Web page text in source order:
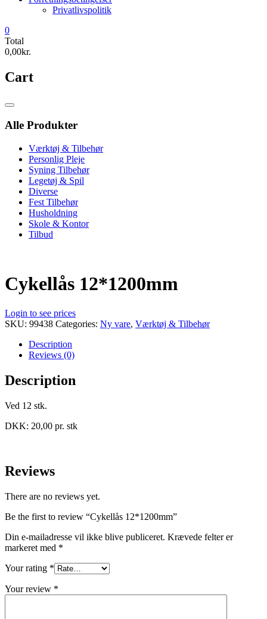
Privatlivspolitik
0
Total
0,00kr.
Cart
Catalog
Alle Produkter
Værktøj & Tilbehør
Personlig Pleje
Syning Tilbehør
Legetøj & Spil
Diverse
Fest Tilbehør
Husholdning
Skole & Kontor
Tilbud
Cykellås 12*1200mm
Login to see prices
SKU: 99438 Categories: Ny vare, Værktøj & Tilbehør
Description
Reviews (0)
Description
Ved 12 stk.
DKK: 20,00 pr. stk
Reviews
There are no reviews yet.
Be the first to review “Cykellås 12*1200mm”
Din e-mailadresse vil ikke blive publiceret. Krævede felter er
markeret med *
Your rating *
Your review *